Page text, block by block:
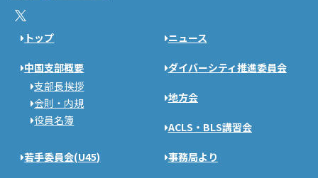
トップ ニュース
中国支部概要
支部長挨拶
会則・内規
役員名簿
ダイバーシティ推進委員会
地方会
ACLS・BLS講習会
若手委員会(U45) 事務局より